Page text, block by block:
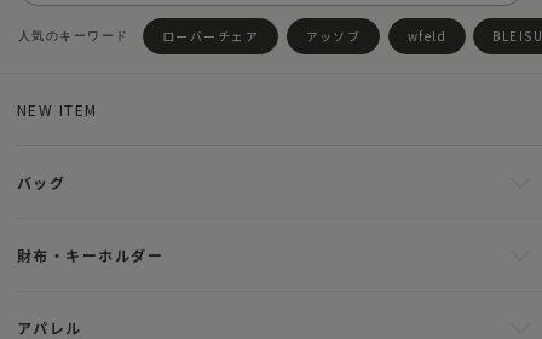
ローバーチェア アッソブ wfeld
NEW ITEM
バッグ
財布・キーホルダー
アパレル